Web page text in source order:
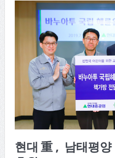
현대重, 남태평